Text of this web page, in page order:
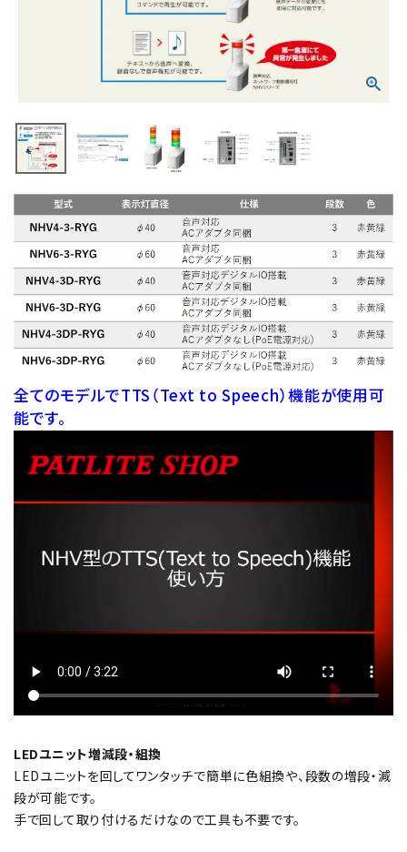
光音一体型
LED照明
センサ機器
散光式警光灯
オプション
補修パーツ
製品選定の仕方
ガイドライン
パトライトカタログ
全てのモデルでTTS（Text to Speech）機能が使用可
能です。
LEDユニット増減段・組換
LEDユニットを回してワンタッチで簡単に色組換や、段数の増段・減
段が可能です。
手で回して取り付けるだけなので工具も不要です。